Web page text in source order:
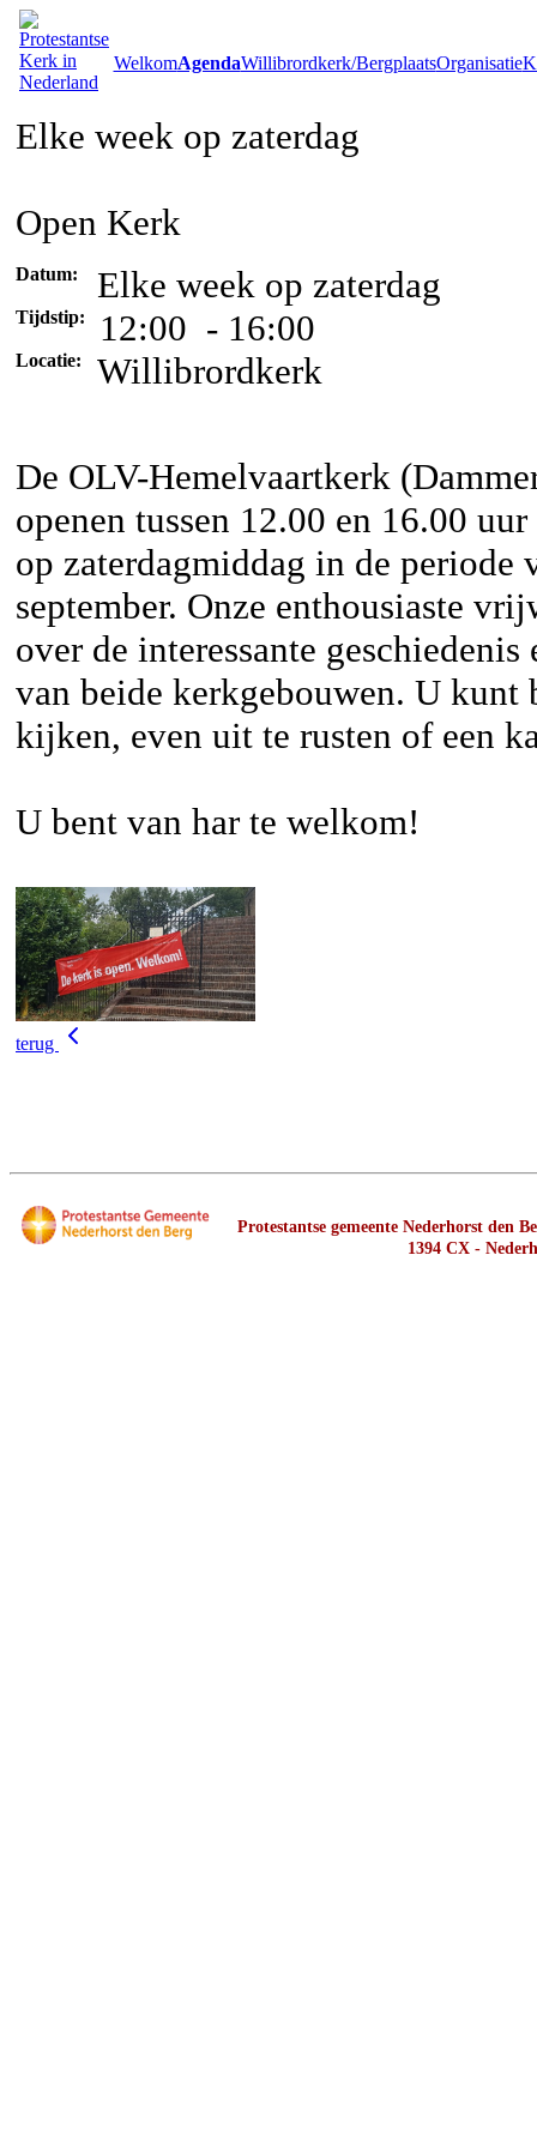
WelkomAgendaWillibrordkerk/BergplaatsOrganisatie
Elke week op zaterdag
Open Kerk
Datum: Elke week op zaterdag
Tijdstip: 12:00 - 16:00
Locatie: Willibrordkerk
De OLV-Hemelvaartkerk
openen tussen 12.00 en 16.00
op zaterdagmiddag in de periode
september. Onze enthousiaste
over de interessante
van beide kerkgebouwen. U kunt
kijken, even uit te rusten of een
U bent van har te welkom!
terug
Protestantse gemeente Nederhorst
1394 CX -